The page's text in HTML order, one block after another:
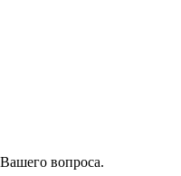
вопроса.